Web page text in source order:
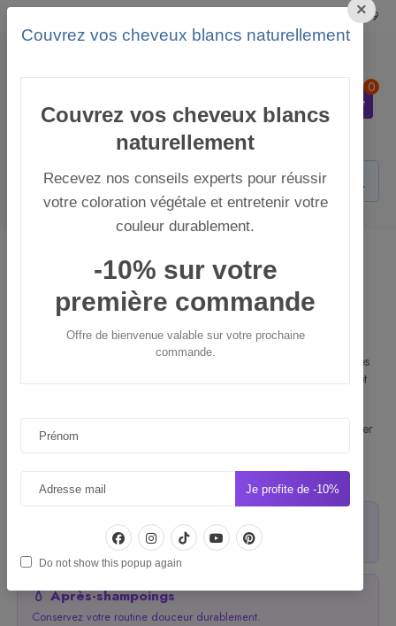
+37793256849
0
Éco-Recharges
Éco-recharges capillaires
Découvrez notre sélection d’éco-recharges capillaires
, conçues
pour recharger vos soins préférés tout en réduisant les emballages et
Une solution pratique, économique et plus responsable pour continuer
votre routine capillaire naturelle sans compromis sur la qualité.
🧴 Shampoings
Rechargez vos lavants favoris facilement.
💧 Après-shampoings
Conservez votre routine douceur durablement.
×
Couvrez vos cheveux blancs naturellement
Couvrez vos cheveux blancs
naturellement
Recevez nos conseils experts pour réussir
votre coloration végétale et entretenir votre
couleur durablement.
-10% sur votre
première commande
Offre de bienvenue valable sur votre prochaine
commande.
Je profite de -10%
Do not show this popup again